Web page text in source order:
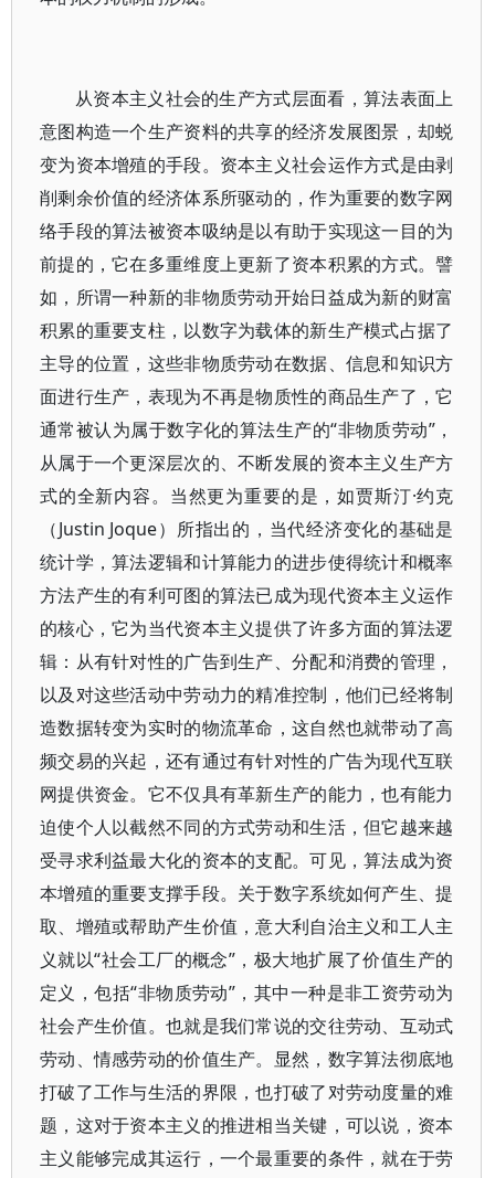
从资本主义社会的生产方式层面看，算法表面上
意图构造一个生产资料的共享的经济发展图景，却蜕
变为资本增殖的手段。资本主义社会运作方式是由剥
削剩余价值的经济体系所驱动的，作为重要的数字网
络手段的算法被资本吸纳是以有助于实现这一目的为
前提的，它在多重维度上更新了资本积累的方式。譬
如，所谓一种新的非物质劳动开始日益成为新的财富
积累的重要支柱，以数字为载体的新生产模式占据了
主导的位置，这些非物质劳动在数据、信息和知识方
面进行生产，表现为不再是物质性的商品生产了，它
通常被认为属于数字化的算法生产的“非物质劳动”，
从属于一个更深层次的、不断发展的资本主义生产方
式的全新内容。当然更为重要的是，如贾斯汀·约克
（Justin Joque）所指出的，当代经济变化的基础是
统计学，算法逻辑和计算能力的进步使得统计和概率
方法产生的有利可图的算法已成为现代资本主义运作
的核心，它为当代资本主义提供了许多方面的算法逻
辑：从有针对性的广告到生产、分配和消费的管理，
以及对这些活动中劳动力的精准控制，他们已经将制
造数据转变为实时的物流革命，这自然也就带动了高
频交易的兴起，还有通过有针对性的广告为现代互联
网提供资金。它不仅具有革新生产的能力，也有能力
迫使个人以截然不同的方式劳动和生活，但它越来越
受寻求利益最大化的资本的支配。可见，算法成为资
本增殖的重要支撑手段。关于数字系统如何产生、提
取、增殖或帮助产生价值，意大利自治主义和工人主
义就以“社会工厂的概念”，极大地扩展了价值生产的
定义，包括“非物质劳动”，其中一种是非工资劳动为
社会产生价值。也就是我们常说的交往劳动、互动式
劳动、情感劳动的价值生产。显然，数字算法彻底地
打破了工作与生活的界限，也打破了对劳动度量的难
题，这对于资本主义的推进相当关键，可以说，资本
主义能够完成其运行，一个最重要的条件，就在于劳